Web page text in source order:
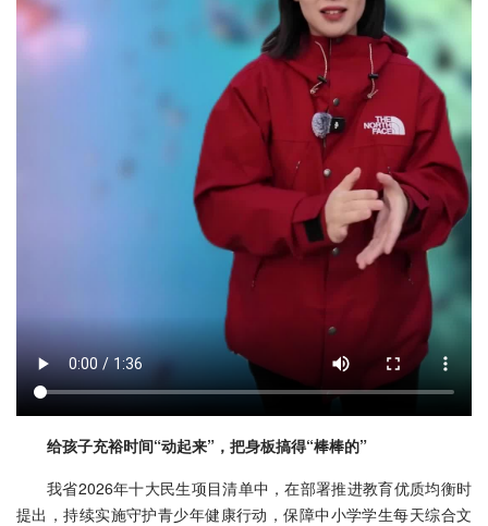
给孩子充裕时间“动起来”，把身板搞得“棒棒的”
我省2026年十大民生项目清单中，在部署推进教育优质均衡时
提出，持续实施守护青少年健康行动，保障中小学学生每天综合文